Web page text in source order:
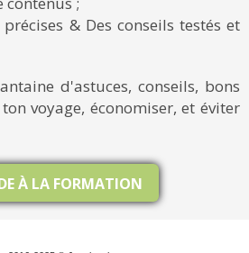
& Des conseils testés et
d'astuces, conseils, bons
voyage, économiser, et éviter
À LA FORMATION